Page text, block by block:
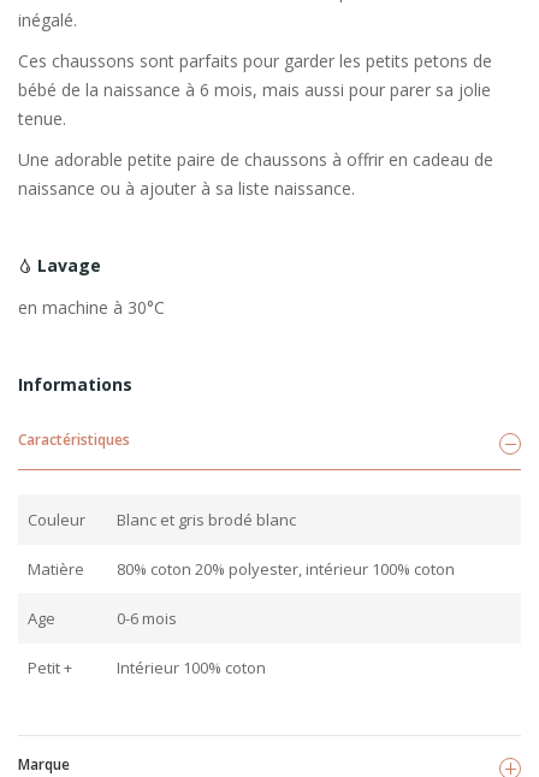
inégalé.
Ces chaussons sont parfaits pour garder les petits petons de
bébé de la naissance à 6 mois, mais aussi pour parer sa jolie
tenue.
Une adorable petite paire de chaussons à offrir en cadeau de
naissance ou à ajouter à sa liste naissance.
Lavage
en machine à 30°C
Informations
Caractéristiques
Couleur Blanc et gris brodé blanc
Matière 80% coton 20% polyester, intérieur 100% coton
Age 0-6 mois
Petit + Intérieur 100% coton
Marque